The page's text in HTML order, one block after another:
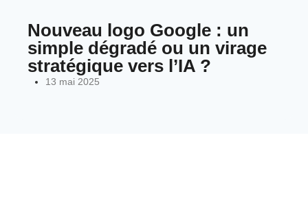
Nouveau logo Google : un
simple dégradé ou un virage
stratégique vers l’IA ?
13 mai 2025